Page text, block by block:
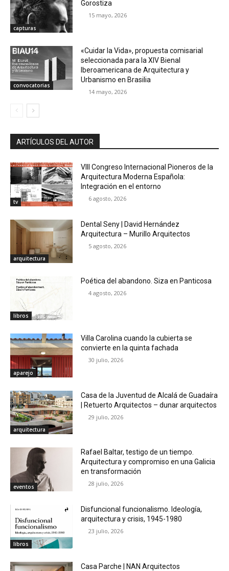
capturas
Gorostiza
15 mayo, 2026
convocatorias
«Cuidar la Vida», propuesta comisarial
seleccionada para la XIV Bienal
Iberoamericana de Arquitectura y
Urbanismo en Brasilia
14 mayo, 2026
ARTÍCULOS DEL AUTOR
tv
VIII Congreso Internacional Pioneros de la
Arquitectura Moderna Española:
Integración en el entorno
6 agosto, 2026
arquitectura
Dental Seny | David Hernández
Arquitectura – Murillo Arquitectos
5 agosto, 2026
libros
Poética del abandono. Siza en Panticosa
4 agosto, 2026
aparejo
Villa Carolina cuando la cubierta se
convierte en la quinta fachada
30 julio, 2026
arquitectura
Casa de la Juventud de Alcalá de Guadaíra
| Retuerto Arquitectos – dunar arquitectos
29 julio, 2026
eventos
Rafael Baltar, testigo de un tiempo.
Arquitectura y compromiso en una Galicia
en transformación
28 julio, 2026
libros
Disfuncional funcionalismo. Ideología,
arquitectura y crisis, 1945-1980
23 julio, 2026
Casa Parche | NAN Arquitectos